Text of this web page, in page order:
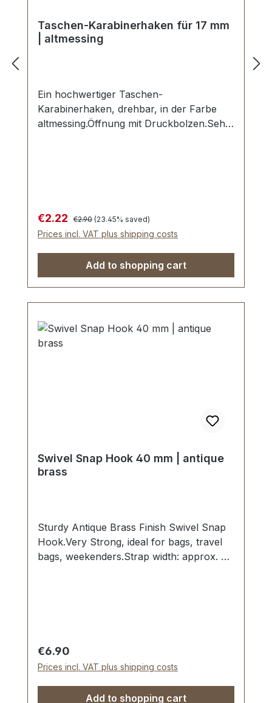
Taschen-Karabinerhaken für 17 mm
| altmessing
Ein hochwertiger Taschen-
Karabinerhaken, drehbar, in der Farbe
altmessing.Öffnung mit Druckbolzen.Sehr
Karabinerhaken, drehbar
Sale price:
€2.22 Regular price:
€2.90 (23.45% saved)
Prices incl. VAT plus shipping costs
Add to shopping cart
Swivel Snap Hook 40 mm | antique
brass
Sturdy Antique Brass Finish Swivel Snap
Hook.Very Strong, ideal for bags, travel
bags, weekenders.Strap width: approx. 40
Regular price:
€6.90
Prices incl. VAT plus shipping costs
Add to shopping cart